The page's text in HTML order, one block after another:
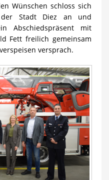
Wünschen schloss sich
Stadt Diez an und
Abschiedspräsent mit
Fett freilich gemeinsam
versprach.